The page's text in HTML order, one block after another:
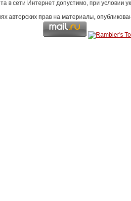
в сети Интернет допустимо, при условии
авторских прав на материалы,